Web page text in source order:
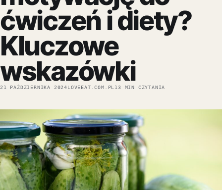
ćwiczeń i diety?
Kluczowe
wskazówki
21 PAŹDZIERNIKA 2024LOVEEAT.COM.PL 13 MIN CZYTANIA